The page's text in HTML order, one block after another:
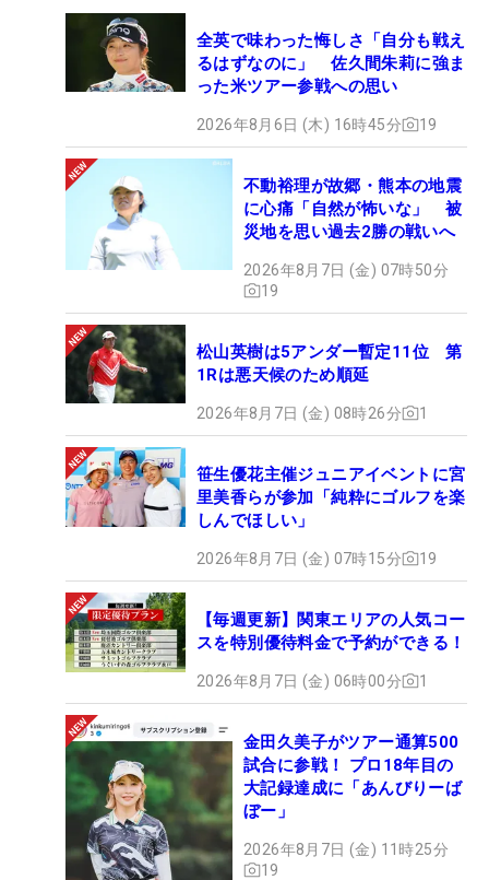
全英で味わった悔しさ「自分も戦え
るはずなのに」 佐久間朱莉に強ま
った米ツアー参戦への思い
2026年8月6日 (木) 16時45分 19
不動裕理が故郷・熊本の地震
に心痛「自然が怖いな」 被
災地を思い過去2勝の戦いへ
2026年8月7日 (金) 07時50分
19
松山英樹は5アンダー暫定11位 第
1Rは悪天候のため順延
2026年8月7日 (金) 08時26分 1
笹生優花主催ジュニアイベントに宮
里美香らが参加「純粋にゴルフを楽
しんでほしい」
2026年8月7日 (金) 07時15分 19
【毎週更新】関東エリアの人気コー
スを特別優待料金で予約ができる！
2026年8月7日 (金) 06時00分 1
金田久美子がツアー通算500
試合に参戦！ プロ18年目の
大記録達成に「あんびりーば
ぼー」
2026年8月7日 (金) 11時25分
19